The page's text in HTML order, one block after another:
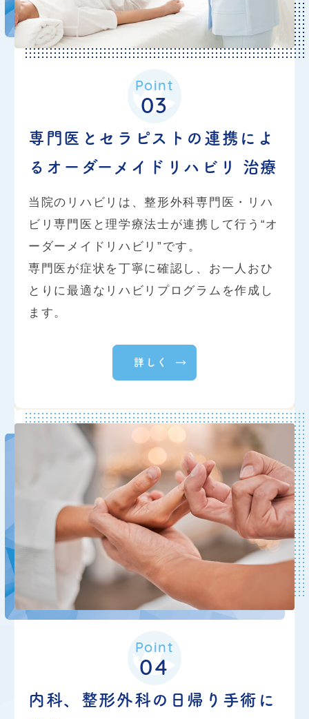
＊希ファミリークリニックの２０％ off
ません。本院と料金が異なりますので、ご注意下さい。
をされたい方におすすめ
グルタチオン600mgを配合した美白点滴。体の内側か
ら透明感を引き出し、肌のくすみや色むらが気になる
改善もサポートします。初めての方や肝機能改善にも
◎。くすみがちな肌をやさしく整えたい方に最適で
す。 また、抗酸化の 成分としても働くため、老化防
止（エイジングケア）効果も期待できます。
【産業医】産業医をお探しの企
当院には産業医が２名在籍しており、随時産
業医業務委託契約の受付を行なっておりま
近年、健康経営に対する社会全体の意識が高
まっており、新たに産業医業務委託契約をい
ただく企業様が増えております。従業員数が
50人を超える見込みの企業様や、すでに50
人を超えているがまだ産業医の選任がされて
いない企業様につきましては、企業様の労働
てご提案致します。
詳しくは、こちらをご覧ください。
Point
03
専門医とセラピストの連携によ
る オーダーメイドリハビリ 治療
当院のリハビリは、整形外科専門医・リハ
ビリ専門医と理学療法士が連携して行う“オ
ーダーメイドリハビリ”です。
専門医が症状を丁寧に確認し、お一人おひ
とりに最適なリハビリプログラムを作成し
ます。
詳しく
Point
04
内科、整形外科の 日帰り手術に